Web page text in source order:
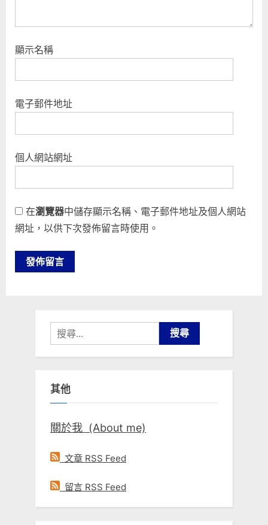
顯示名稱
電子郵件地址
個人網站網址
在瀏覽器中儲存顯示名稱、電子郵件地址及個人網站
網址，以供下次發佈留言時使用。
搜
尋
關
字:
其他
關於我 (About me)
文章 RSS Feed
留言 RSS Feed